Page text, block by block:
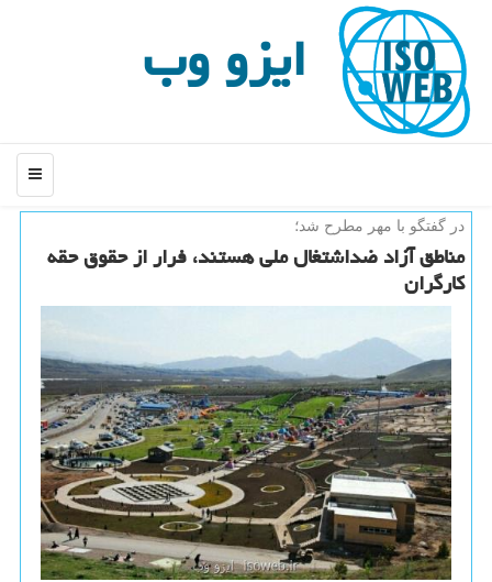
ایزو وب
منو
در گفتگو با مهر مطرح شد؛
مناطق آزاد ضداشتغال ملی هستند، فرار از حقوق حقه
كارگران